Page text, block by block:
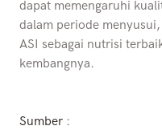
dapat memengaruhi
dalam periode
ASI sebagai nutrisi
kembangnya.
Sumber :